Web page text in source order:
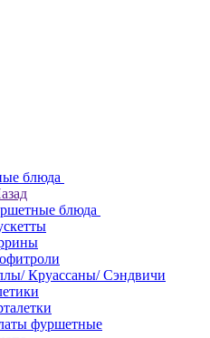
блюда
блюда
Круассаны/ Сэндвичи
фуршетные